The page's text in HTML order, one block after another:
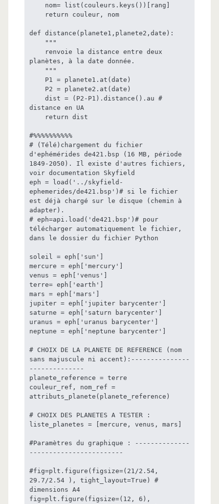
def distance(planete1,planete2,date):
planètes, à la date donnée.
distance en UA
#%%%%%%%%%%
# (Télé)chargement du fichier
d'ephémérides de421.bsp (16 MB, période
1849-2050). Il existe d'autres fichiers,
voir documentation Skyfield
eph = load('../skyfield-
ephemerides/de421.bsp')# si le fichier
est déjà chargé sur le disque (chemin à
adapter).
# eph=api.load('de421.bsp')# pour
télécharger automatiquement le fichier,
dans le dossier du fichier Python
soleil = eph['sun']
mercure = eph['mercury']
venus = eph['venus']
terre= eph['earth']
mars = eph['mars']
jupiter = eph['jupiter barycenter']
saturne = eph['saturn barycenter']
uranus = eph['uranus barycenter']
neptune = eph['neptune barycenter']
# CHOIX DE LA PLANETE DE REFERENCE (nom
sans majuscule ni accent):---------------
--------------
planete_reference = terre
couleur_ref, nom_ref =
attributs_planete(planete_reference)
# CHOIX DES PLANETES A TESTER :
liste_planetes = [mercure, venus, mars]
#Paramètres du graphique : --------------
------------------------
#fig=plt.figure(figsize=(21/2.54,
29.7/2.54 ), tight_layout=True) #
dimensions A4
fig=plt.figure(figsize=(12, 6),